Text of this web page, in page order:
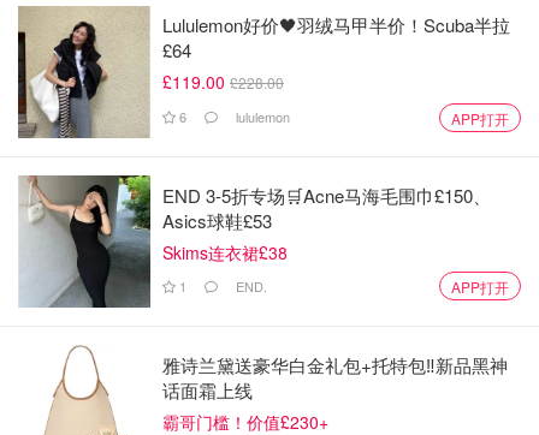
Lululemon好价🖤羽绒马甲半价！Scuba半拉
£64
£119.00 £228.00
6 lululemon APP打开
END 3-5折专场🛒Acne马海毛围巾£150、
Asics球鞋£53
Skims连衣裙£38
1 END. APP打开
雅诗兰黛送豪华白金礼包+托特包‼️新品黑神
话面霜上线
霸哥门槛！价值£230+